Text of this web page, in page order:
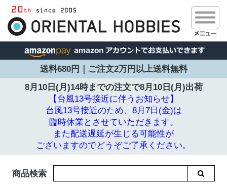
送料680円｜ご注文2万円以上送料無料
8月10日(月)14時までの注文で8月10日(月)出荷
【台風13号接近に伴うお知らせ】
台風13号接近のため、8月7日(金)は
臨時休業とさせていただきます。
また配送遅延が生じる可能性が
ございますのでどうぞご了承ください。
商品検索